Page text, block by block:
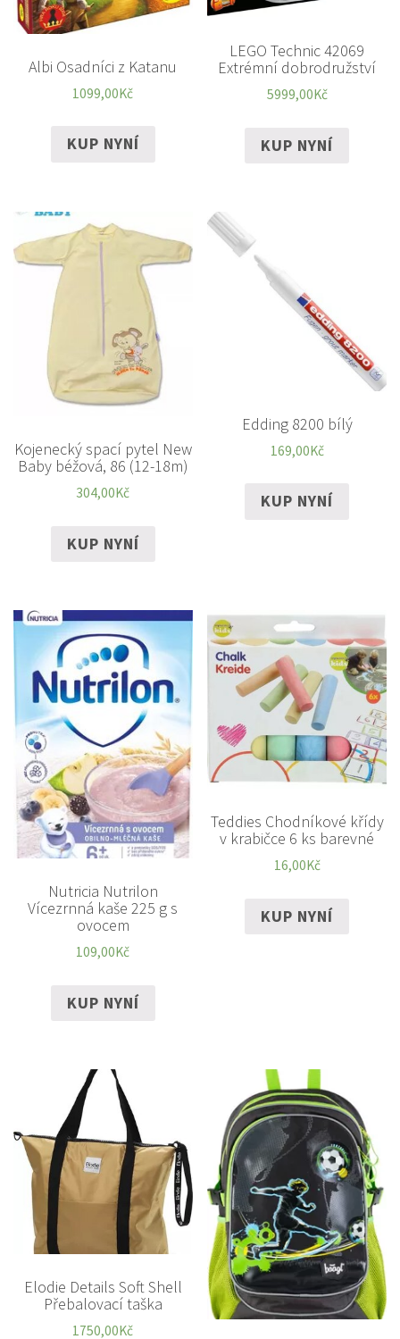
Albi Osadníci z Katanu
1099,00Kč
KUP NYNÍ
LEGO Technic 42069
Extrémní dobrodružství
5999,00Kč
KUP NYNÍ
Kojenecký spací pytel New
Baby béžová, 86 (12-18m)
304,00Kč
KUP NYNÍ
Edding 8200 bílý
169,00Kč
KUP NYNÍ
Nutricia Nutrilon
Vícezrnná kaše 225 g s
ovocem
109,00Kč
KUP NYNÍ
Teddies Chodníkové křídy
v krabičce 6 ks barevné
16,00Kč
KUP NYNÍ
Elodie Details Soft Shell
Přebalovací taška
1750,00Kč